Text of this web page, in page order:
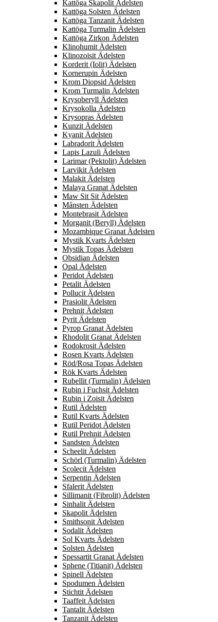
Kattöga Skapolit Ädelsten
Kattöga Solsten Ädelsten
Kattöga Tanzanit Ädelsten
Kattöga Turmalin Ädelsten
Kattöga Zirkon Ädelsten
Klinohumit Ädelsten
Klinozoisit Ädelsten
Korderit (Iolit) Ädelsten
Kornerupin Ädelsten
Krom Diopsid Ädelsten
Krom Turmalin Ädelsten
Krysoberyll Ädelsten
Krysokolla Ädelsten
Krysopras Ädelsten
Kunzit Ädelsten
Kyanit Ädelsten
Labradorit Ädelsten
Lapis Lazuli Ädelsten
Larimar (Pektolit) Ädelsten
Larvikit Ädelsten
Malakit Ädelsten
Malaya Granat Ädelsten
Maw Sit Sit Ädelsten
Månsten Ädelsten
Montebrasit Ädelsten
Morganit (Beryll) Ädelsten
Mozambique Granat Ädelsten
Mystik Kvarts Ädelsten
Mystik Topas Ädelsten
Obsidian Ädelsten
Opal Ädelsten
Peridot Ädelsten
Petalit Ädelsten
Pollucit Ädelsten
Prasiolit Ädelsten
Prehnit Ädelsten
Pyrit Ädelsten
Pyrop Granat Ädelsten
Rhodolit Granat Ädelsten
Rodokrosit Ädelsten
Rosen Kvarts Ädelsten
Röd/Rosa Topas Ädelsten
Rök Kvarts Ädelsten
Rubellit (Turmalin) Ädelsten
Rubin i Fuchsit Ädelsten
Rubin i Zoisit Ädelsten
Rutil Ädelsten
Rutil Kvarts Ädelsten
Rutil Peridot Ädelsten
Rutil Prehnit Ädelsten
Sandsten Ädelsten
Scheelit Ädelsten
Schörl (Turmalin) Ädelsten
Scolecit Ädelsten
Serpentin Ädelsten
Sfalerit Ädelsten
Sillimanit (Fibrolit) Ädelsten
Sinhalit Ädelsten
Skapolit Ädelsten
Smithsonit Ädelsten
Sodalit Ädelsten
Sol Kvarts Ädelsten
Solsten Ädelsten
Spessartit Granat Ädelsten
Sphene (Titianit) Ädelsten
Spinell Ädelsten
Spodumen Ädelsten
Stichtit Ädelsten
Taaffeit Ädelsten
Tantalit Ädelsten
Tanzanit Ädelsten